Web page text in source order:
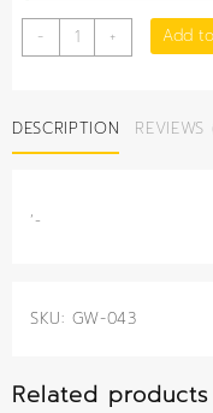
-
กรวย
แก้ว
มม.
(SCI)
+ Add
DESCRIPTION REVIEWS
‘-
SKU: GW-043
Related products